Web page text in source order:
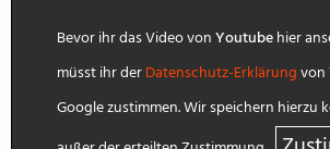
Bevor ihr das Video vonYoutubehier
müsst ihr derDatenschutz-Erklärungvon
Google zustimmen. Wir speichern hierzu